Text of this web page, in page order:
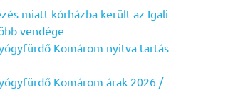
miatt kórházba került az Igali
vendége
Komárom nyitva tartás
Komárom árak 2026 /